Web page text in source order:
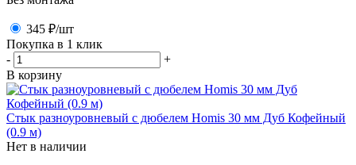
345 ₽/шт
Покупка в 1 клик
-
+
В корзину
Стык разноуровневый с дюбелем Homis 30 мм Дуб Кофейный
(0.9 м)
Нет в наличии